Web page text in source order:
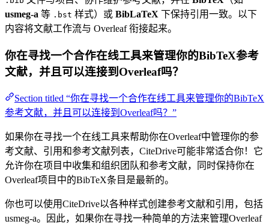
usmeg-a 等 .bst 样式）或 BibLaTeX 下保持引用一致。以下
内容将文献工作流与 Overleaf 衔接起来。
你在寻找一个合作在线工具来管理你的BibTeX参考
文献，并且可以连接到Overleaf吗？
Section titled “你在寻找一个合作在线工具来管理你的BibTeX
参考文献，并且可以连接到Overleaf吗？”
如果你在寻找一个在线工具来帮助你在Overleaf中管理你的参
考文献、引用和参考文献列表，CiteDrive可能非常适合你！它
允许你在项目中收集和组织团队和参考文献，同时保持你在
Overleaf项目中的BibTeX条目是最新的。
你也可以使用CiteDrive以各种样式创建参考文献和引用，包括
usmeg-a。因此，如果你在寻找一种简单的方法来管理Overleaf